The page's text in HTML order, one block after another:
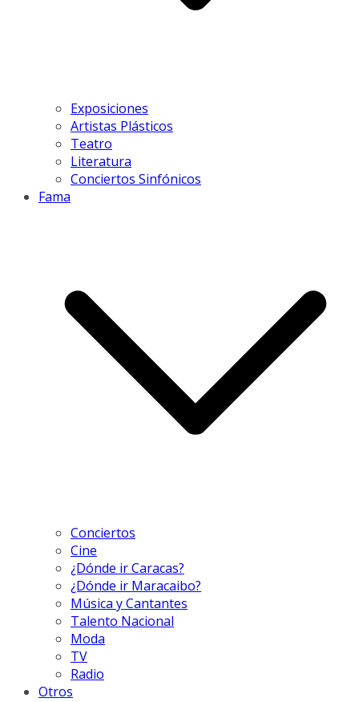
Exposiciones
Artistas Plásticos
Teatro
Literatura
Conciertos Sinfónicos
Fama
Conciertos
Cine
¿Dónde ir Caracas?
¿Dónde ir Maracaibo?
Música y Cantantes
Talento Nacional
Moda
TV
Radio
Otros